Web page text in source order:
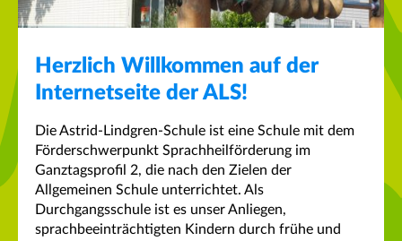
Herzlich Willkommen auf der
Internetseite der ALS!
Die Astrid-Lindgren-Schule ist eine Schule mit dem
Förderschwerpunkt Sprachheilförderung im
Ganztagsprofil 2, die nach den Zielen der
Allgemeinen Schule unterrichtet. Als
Durchgangsschule ist es unser Anliegen,
sprachbeeinträchtigten Kindern durch frühe und